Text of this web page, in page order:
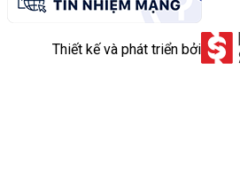
Thiết kế và phát triển bởi